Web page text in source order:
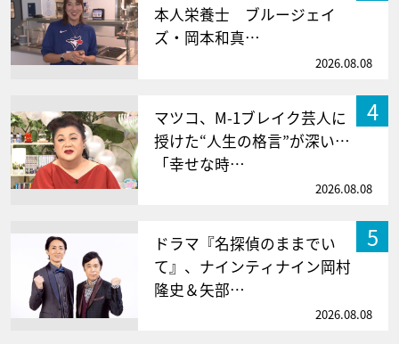
本人栄養士 ブルージェイ
ズ・岡本和真…
2026.08.08
4
マツコ、M-1ブレイク芸人に
授けた“人生の格言”が深い…
「幸せな時…
2026.08.08
5
ドラマ『名探偵のままでい
て』、ナインティナイン岡村
隆史＆矢部…
2026.08.08